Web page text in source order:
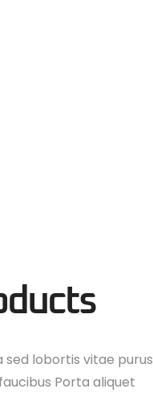
lobortis vitae purus
Porta aliquet